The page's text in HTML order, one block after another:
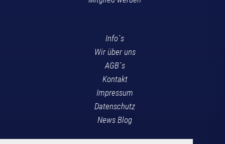
Info´s
Wir über uns
AGB´s
Kontakt
Impressum
Datenschutz
News Blog